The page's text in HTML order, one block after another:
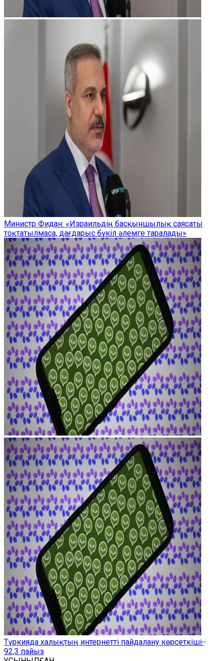
Министр Фидан: «Израильдің басқыншылық саясаты
тоқтатылмаса, дағдарыс бүкіл әлемге таралады»
Түркияда халықтың интернетті пайдалану көрсеткіші ̶
92,3 пайыз